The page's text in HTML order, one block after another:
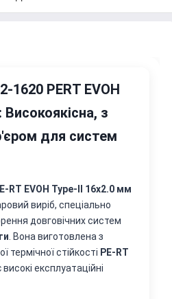
1620 PERT EVOH
з
для систем
RT EVOH Type-II 16x2.0 мм
виріб, спеціально
довговічних систем
. Вона виготовлена з
термічної стійкості PE-RT
експлуатаційні